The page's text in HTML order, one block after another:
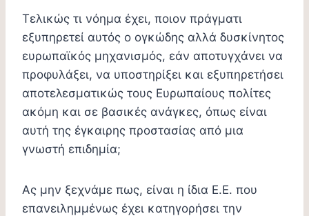
Τελικώς τι νόημα έχει, ποιον πράγματι
εξυπηρετεί αυτός ο ογκώδης αλλά δυσκίνητος
ευρωπαϊκός μηχανισμός, εάν αποτυγχάνει να
προφυλάξει, να υποστηρίξει και εξυπηρετήσει
αποτελεσματικώς τους Ευρωπαίους πολίτες
ακόμη και σε βασικές ανάγκες, όπως είναι
αυτή της έγκαιρης προστασίας από μια
γνωστή επιδημία;
Ας μην ξεχνάμε πως, είναι η ίδια Ε.Ε. που
επανειλημμένως έχει κατηγορήσει την